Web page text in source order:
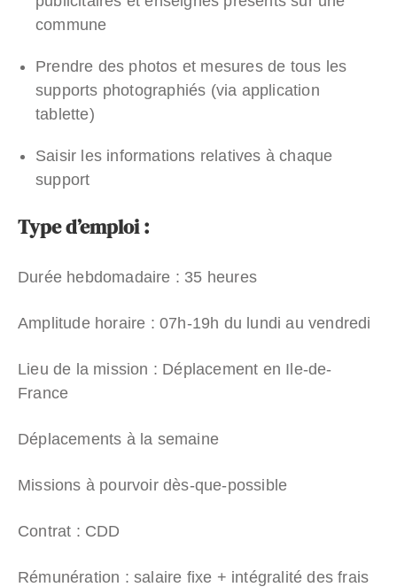
commune
Prendre des photos et mesures de tous les
supports photographiés (via application
tablette)
Saisir les informations relatives à chaque
support
Type d’emploi :
Durée hebdomadaire : 35 heures
Amplitude horaire : 07h-19h du lundi au vendredi
Lieu de la mission : Déplacement en Ile-de-
France
Déplacements à la semaine
Missions à pourvoir dès-que-possible
Contrat : CDD
Rémunération : salaire fixe + intégralité des frais